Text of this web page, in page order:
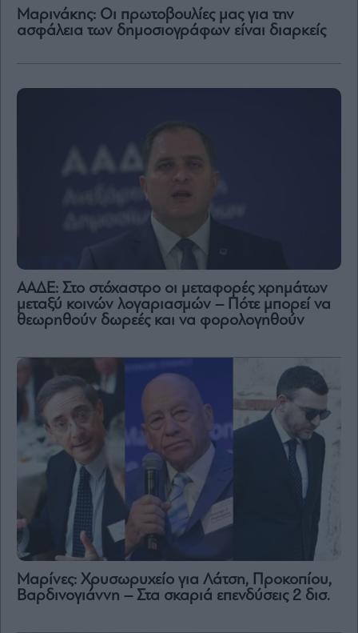
Μαρινάκης: Οι πρωτοβουλίες μας για την
ασφάλεια των δημοσιογράφων είναι διαρκείς
ΑΑΔΕ: Στο στόχαστρο οι μεταφορές χρημάτων
μεταξύ κοινών λογαριασμών – Πότε μπορεί να
θεωρηθούν δωρεές και να φορολογηθούν
Μαρίνες: Χρυσωρυχείο για Λάτση, Προκοπίου,
Βαρδινογιάννη – Στα σκαριά επενδύσεις 2 δισ.